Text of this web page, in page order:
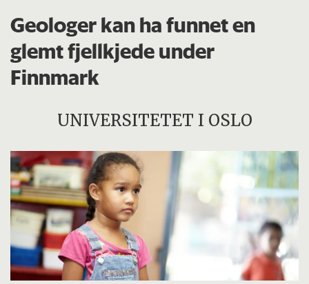
Geologer kan ha funnet en
glemt fjellkjede under
Finnmark
UNIVERSITETET I OSLO